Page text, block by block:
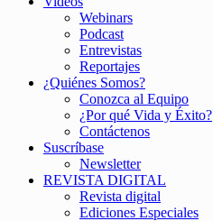
Webinars
Podcast
Entrevistas
Reportajes
¿Quiénes Somos?
Conozca al Equipo
¿Por qué Vida y Éxito?
Contáctenos
Suscríbase
Newsletter
REVISTA DIGITAL
Revista digital
Ediciones Especiales